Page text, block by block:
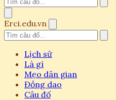
Erci.edu.vn
Lịch sử
Là gì
Mẹo dân gian
Đồng dao
Câu đố